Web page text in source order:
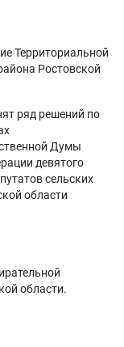
Территориальной
Ростовской
ряд решений по
Думы
девятого
сельских
области
области.